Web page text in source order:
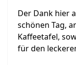
Der Dank hier
schönen Tag,
Kaffeetafel,
für den